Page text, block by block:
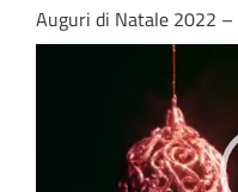
Auguri di Natale 2022 –